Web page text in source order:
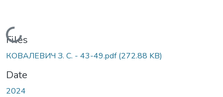
Loading...
Files
КОВАЛЕВИЧ З. С. - 43-49.pdf(272.88 KB)
Date
2024